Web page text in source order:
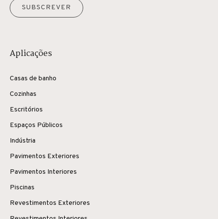
SUBSCREVER
Aplicações
Casas de banho
Cozinhas
Escritórios
Espaços Públicos
Indústria
Pavimentos Exteriores
Pavimentos Interiores
Piscinas
Revestimentos Exteriores